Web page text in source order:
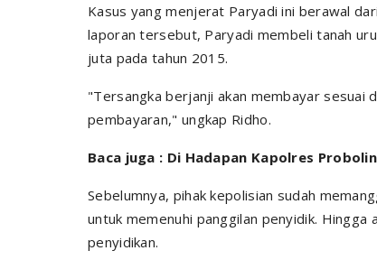
Kasus yang menjerat Paryadi ini berawal
laporan tersebut, Paryadi membeli tanah
juta pada tahun 2015.
"Tersangka berjanji akan membayar sesuai
pembayaran," ungkap Ridho.
Baca juga : Di Hadapan Kapolres
Sebelumnya, pihak kepolisian sudah
untuk memenuhi panggilan penyidik.
penyidikan.